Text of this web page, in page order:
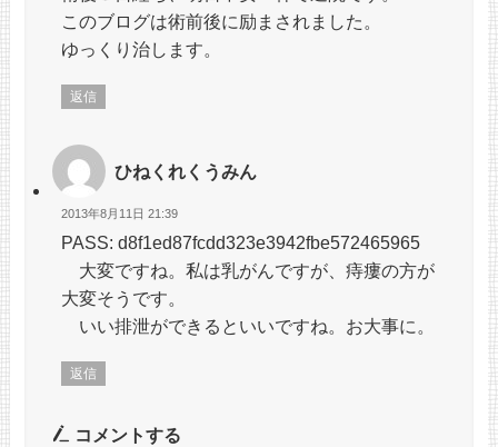
このブログは術前後に励まされました。
ゆっくり治します。
返信
ひねくれくうみん
2013年8月11日 21:39
PASS: d8f1ed87fcdd323e3942fbe572465965
大変ですね。私は乳がんですが、痔瘻の方が
大変そうです。
いい排泄ができるといいですね。お大事に。
返信
コメントする